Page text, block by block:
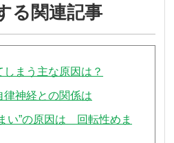
る関連記事
まう主な原因は？
神経との関係は
い”の原因は 回転性めま